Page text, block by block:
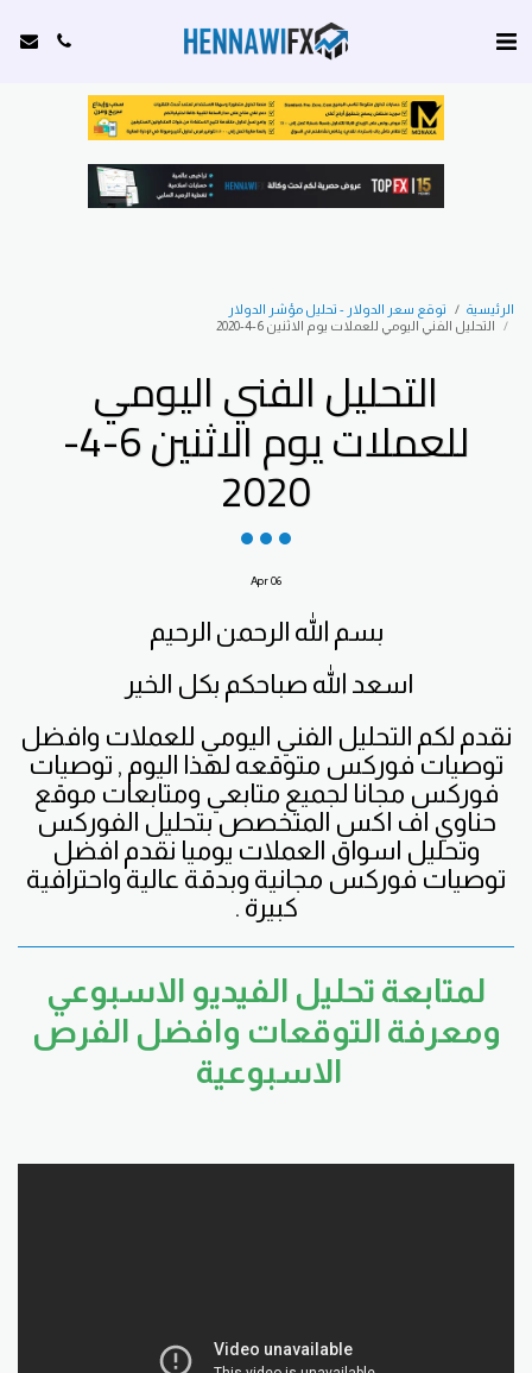
الرئيسية
توقع سعر الدولار - تحليل مؤشر الدولار
التحليل الفني اليومي للعملات يوم الاثنين 6-4-2020
التحليل الفني اليومي
للعملات يوم الاثنين 6-4-
2020
06
Apr
بسم الله الرحمن الرحيم
اسعد الله صباحكم بكل الخير
نقدم لكم التحليل الفني اليومي للعملات وافضل
توصيات فوركس متوقعه لهذا اليوم , توصيات
فوركس مجانا لجميع متابعي ومتابعات موقع
حناوي اف اكس المتخصص بتحليل الفوركس
وتحليل اسواق العملات يوميا نقدم افضل
توصيات فوركس مجانية وبدقة عالية واحترافية
كبيرة .
لمتابعة تحليل الفيديو الاسبوعي
ومعرفة التوقعات وافضل الفرص
الاسبوعية